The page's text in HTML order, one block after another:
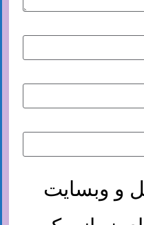
و وبسایت